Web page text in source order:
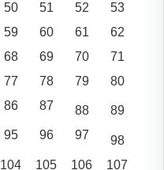
50 51 52
53
59 60 61
62
68 69 70
71
77 78 79
80
86 87 88
89
95 96 97
98
104 105 106 107